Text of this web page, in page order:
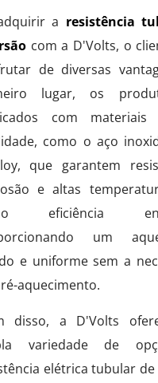
a resistência
com a D'Volts, o
de diversas
lugar, os
com
como o aço
que garantem
e altas
eficiência
um
e uniforme sem a
aquecimento.
disso, a D'Volts
variedade de
elétrica tubular